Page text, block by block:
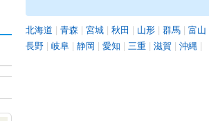
北海道 | 青森 | 宮城 | 秋田 | 山形 | 群馬 | 富山
長野 | 岐阜 | 静岡 | 愛知 | 三重 | 滋賀 | 沖縄 |